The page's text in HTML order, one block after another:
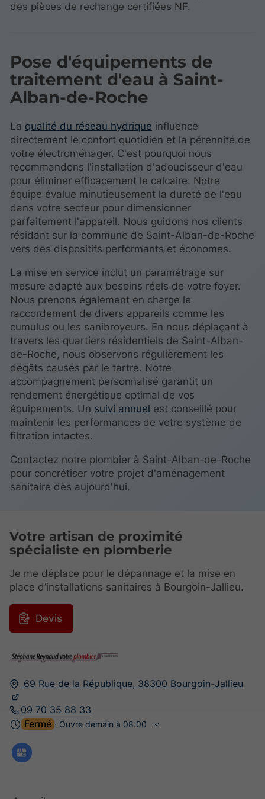
des pièces de rechange certifiées NF.
Pose d'équipements de
traitement d'eau à Saint-
Alban-de-Roche
La qualité du réseau hydrique influence
directement le confort quotidien et la pérennité de
votre électroménager. C'est pourquoi nous
recommandons l'installation d'adoucisseur d'eau
pour éliminer efficacement le calcaire. Notre
équipe évalue minutieusement la dureté de l'eau
dans votre secteur pour dimensionner
parfaitement l'appareil. Nous guidons nos clients
résidant sur la commune de Saint-Alban-de-Roche
vers des dispositifs performants et économes.
La mise en service inclut un paramétrage sur
mesure adapté aux besoins réels de votre foyer.
Nous prenons également en charge le
raccordement de divers appareils comme les
cumulus ou les sanibroyeurs. En nous déplaçant à
travers les quartiers résidentiels de Saint-Alban-
de-Roche, nous observons régulièrement les
dégâts causés par le tartre. Notre
accompagnement personnalisé garantit un
rendement énergétique optimal de vos
équipements. Un suivi annuel est conseillé pour
maintenir les performances de votre système de
filtration intactes.
Contactez notre plombier à Saint-Alban-de-Roche
pour concrétiser votre projet d'aménagement
sanitaire dès aujourd'hui.
69 Rue de la République, 38300 Bourgoin-Jallieu
09 70 35 88 33
Fermé ⋅ Ouvre demain à 08:00
Votre artisan de proximité
spécialiste en plomberie
Je me déplace pour le dépannage et la mise en
place d’installations sanitaires à Bourgoin-Jallieu.
Devis